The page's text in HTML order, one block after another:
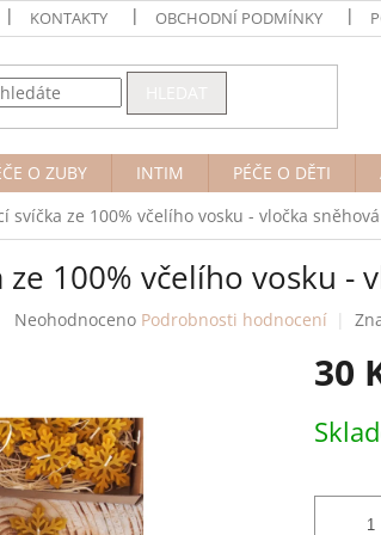
KONTAKTY OBCHODNÍ PODMÍNKY
O ZUBY INTIM PÉČE O DĚTI
svíčka ze 100% včelího vosku - vločka sněhová
ze 100% včelího vosku -
Průměrné
z
5
hvězdiček.
Neohodnoceno Podrobnosti hodnocení
30
cena: